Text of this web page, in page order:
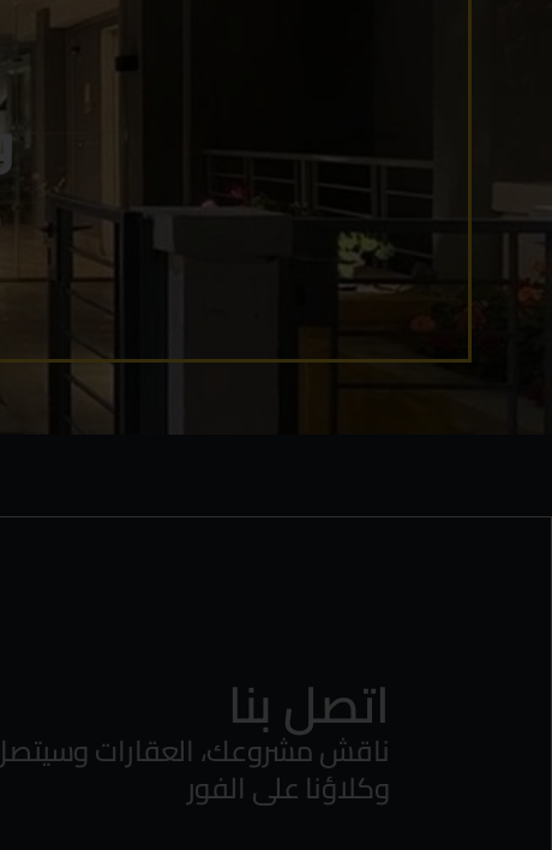
اتصل بنا
ناقش مشروعك، العقارات
وكلاؤنا على الفور